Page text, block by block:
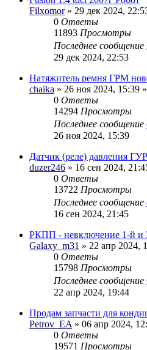
Filxomor» 29 дек 2024,
0 Ответы
11893 Просмотры
Последнее сообщение
29 дек 2024, 22:53
Натяжитель ремня ГРМ
chaika » 26 ноя 2024, 15:39
0 Ответы
14294 Просмотры
Последнее сообщение
26 ноя 2024, 15:39
Датчик (реле) давления ГУР
duzer246 » 16 сен 2024,
0 Ответы
13722 Просмотры
Последнее сообщение
16 сен 2024, 21:45
РКПП - невключение 1-й и
Galaxy_m31 » 22 апр 2024,
0 Ответы
15798 Просмотры
Последнее сообщение
22 апр 2024, 19:44
Продам запчасти для
Petrov_EA » 06 апр 2024,
0 Ответы
19571 Просмотры